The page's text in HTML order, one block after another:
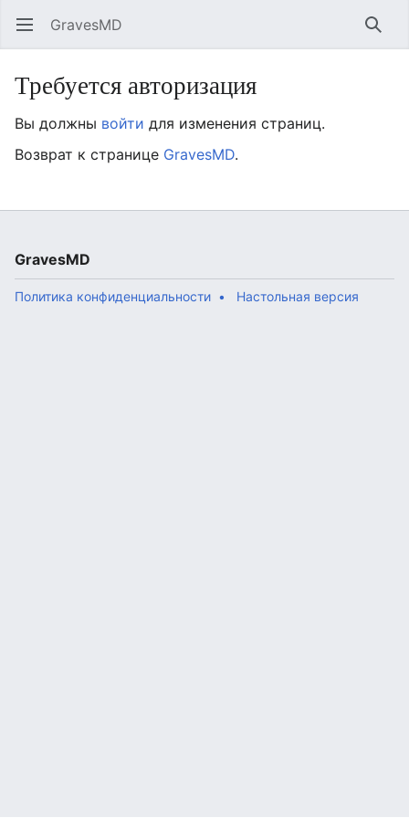
Открыть главное меню GravesMD Найти
Требуется авторизация
Вы должны войти для изменения страниц.
Возврат к странице GravesMD.
GravesMD
Политика конфиденциальности Настольная версия